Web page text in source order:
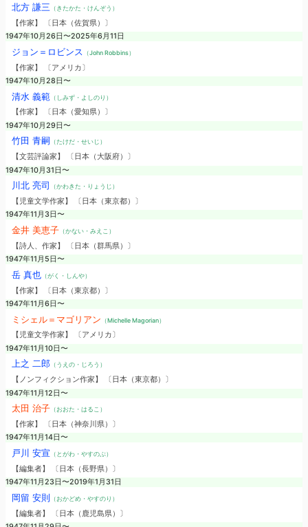
北方 謙三 （きたかた・けんぞう）
【作家】 〔日本（佐賀県）〕
1947年10月26日〜2025年6月11日
ジョン＝ロビンス （John Robbins）
【作家】 〔アメリカ〕
1947年10月28日〜
清水 義範 （しみず・よしのり）
【作家】 〔日本（愛知県）〕
1947年10月29日〜
竹田 青嗣 （たけだ・せいじ）
【文芸評論家】 〔日本（大阪府）〕
1947年10月31日〜
川北 亮司 （かわきた・りょうじ）
【児童文学作家】 〔日本（東京都）〕
1947年11月3日〜
金井 美恵子（かない・みえこ）
【詩人、作家】 〔日本（群馬県）〕
1947年11月5日〜
岳 真也（がく・しんや）
【作家】 〔日本（東京都）〕
1947年11月6日〜
ミシェル＝マゴリアン （Michelle Magorian）
【児童文学作家】 〔アメリカ〕
1947年11月10日〜
上之 二郎（うえの・じろう）
【ノンフィクション作家】 〔日本（東京都）〕
1947年11月12日〜
太田 治子（おおた・はるこ）
【作家】 〔日本（神奈川県）〕
1947年11月14日〜
戸川 安宣 （とがわ・やすのぶ）
【編集者】 〔日本（長野県）〕
1947年11月23日〜2019年1月31日
岡留 安則 （おかどめ・やすのり）
【編集者】 〔日本（鹿児島県）〕